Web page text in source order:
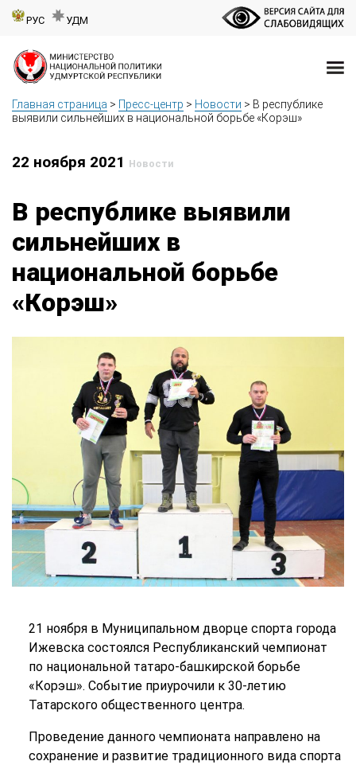
РУС УДМ
Главная страница > Пресс-центр > Новости > В республике
выявили сильнейших в национальной борьбе «Корэш»
22 ноября 2021 Новости
В республике выявили
сильнейших в
национальной борьбе
«Корэш»
21 ноября в Муниципальном дворце спорта города
Ижевска состоялся Республиканский чемпионат
по национальной татаро-башкирской борьбе
«Корэш». Событие приурочили к 30-летию
Татарского общественного центра.
Проведение данного чемпионата направлено на
сохранение и развитие традиционного вида спорта